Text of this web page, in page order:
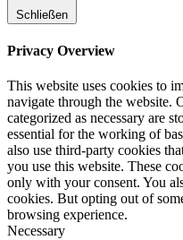
Schließen
Privacy Overview
This website uses cookies to
navigate through the website.
categorized as necessary are
essential for the working of
also use third-party cookies
you use this website. These
only with your consent. You
cookies. But opting out of
browsing experience.
Necessary